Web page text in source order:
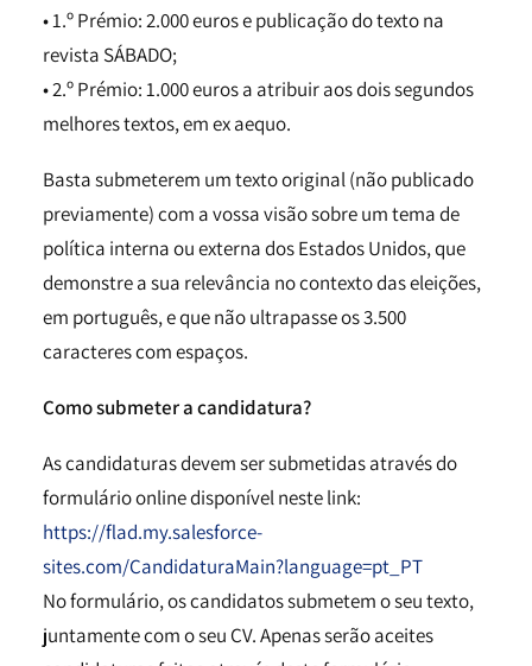
• 1.º Prémio: 2.000 euros e publicação do texto na
revista SÁBADO;
• 2.º Prémio: 1.000 euros a atribuir aos dois segundos
melhores textos, em ex aequo.
Basta submeterem um texto original (não publicado
previamente) com a vossa visão sobre um tema de
política interna ou externa dos Estados Unidos, que
demonstre a sua relevância no contexto das eleições,
em português, e que não ultrapasse os 3.500
caracteres com espaços.
Como submeter a candidatura?
As candidaturas devem ser submetidas através do
formulário online disponível neste link:
https://flad.my.salesforce-
sites.com/CandidaturaMain?language=pt_PT
No formulário, os candidatos submetem o seu texto,
juntamente com o seu CV. Apenas serão aceites